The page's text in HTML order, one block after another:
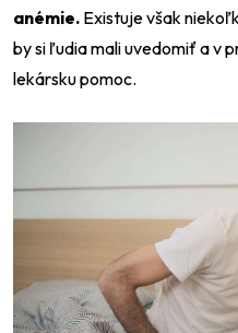
anémie. Existuje však
by si ľudia mali uvedomiť a v
lekársku pomoc.